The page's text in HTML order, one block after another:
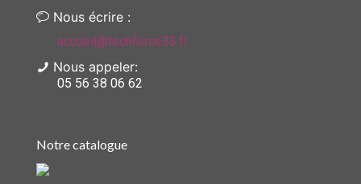
Nous écrire :
accueil@techforce33.fr
Nous appeler:
05 56 38 06 62
Notre catalogue